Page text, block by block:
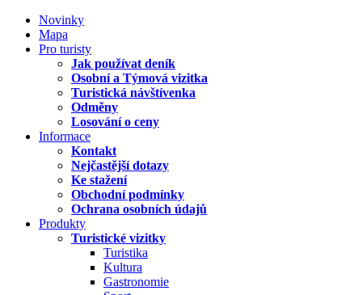
Novinky
Mapa
Pro turisty
Jak používat deník
Osobní a Týmová vizitka
Turistická návštívenka
Odměny
Losování o ceny
Informace
Kontakt
Nejčastější dotazy
Ke stažení
Obchodní podmínky
Ochrana osobních údajů
Produkty
Turistické vizitky
Turistika
Kultura
Gastronomie